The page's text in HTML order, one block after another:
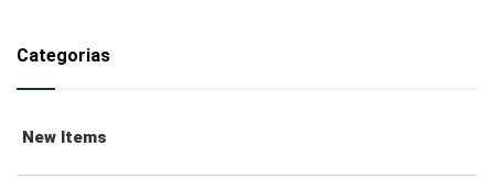
Categorias
New Items